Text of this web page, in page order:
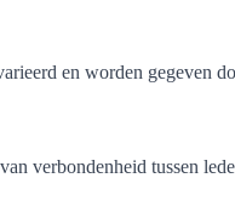
en worden gegeven
verbondenheid tussen